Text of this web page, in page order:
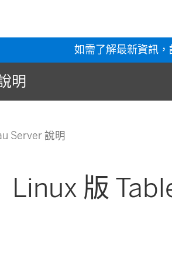
如需了解最新資訊，
明
Server 說明
Linux 版